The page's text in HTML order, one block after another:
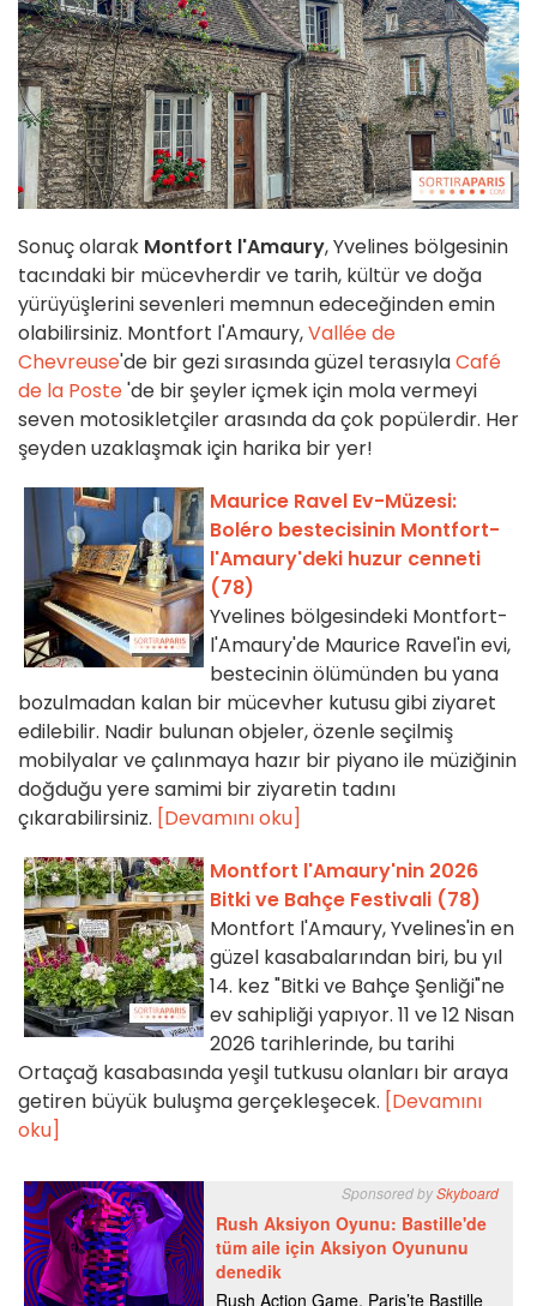
Sonuç olarak Montfort l'Amaury, Yvelines bölgesinin
tacındaki bir mücevherdir ve tarih, kültür ve doğa
yürüyüşlerini sevenleri memnun edeceğinden emin
olabilirsiniz. Montfort l'Amaury,Vallée de
Chevreuse'de bir gezi sırasında güzel terasıylaCafé
de la Poste'de bir şeyler içmek için mola vermeyi
seven motosikletçiler arasında da çok popülerdir. Her
şeyden uzaklaşmak için harika bir yer!
Maurice Ravel Ev-Müzesi:
Boléro bestecisinin Montfort-
l'Amaury'deki huzur cenneti
(78)
Yvelines bölgesindeki Montfort-
l'Amaury'de Maurice Ravel'in evi,
bestecinin ölümünden bu yana
bozulmadan kalan bir mücevher kutusu gibi ziyaret
edilebilir. Nadir bulunan objeler, özenle seçilmiş
mobilyalar ve çalınmaya hazır bir piyano ile müziğinin
doğduğu yere samimi bir ziyaretin tadını
çıkarabilirsiniz. [Devamını oku]
Montfort l'Amaury'nin 2026
Bitki ve Bahçe Festivali (78)
Montfort l'Amaury, Yvelines'in en
güzel kasabalarından biri, bu yıl
14. kez "Bitki ve Bahçe Şenliği"ne
ev sahipliği yapıyor. 11 ve 12 Nisan
2026 tarihlerinde, bu tarihi
Ortaçağ kasabasında yeşil tutkusu olanları bir araya
getiren büyük buluşma gerçekleşecek. [Devamını
oku]